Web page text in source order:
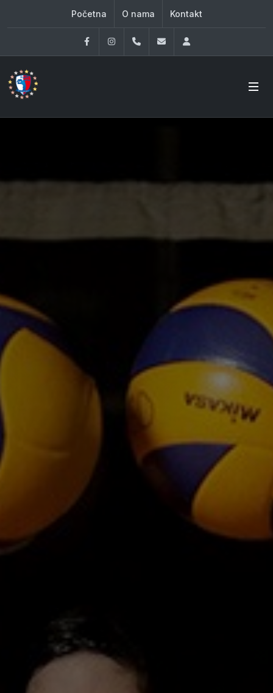
Početna O nama Kontakt
FacebookInstagram060 33 86 930